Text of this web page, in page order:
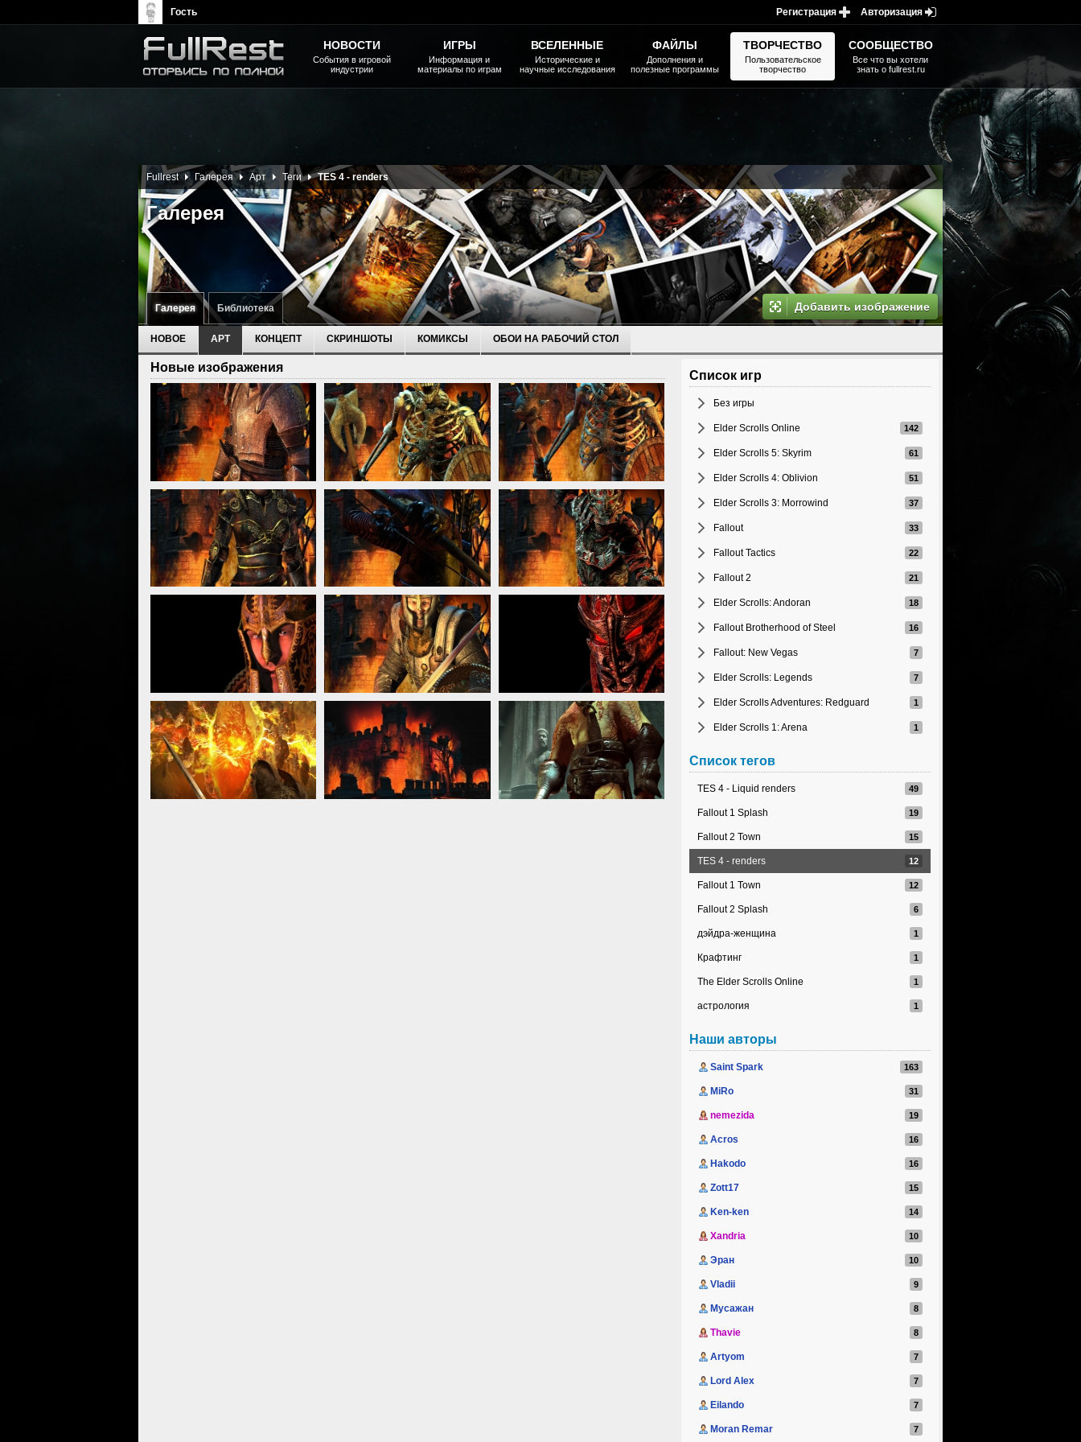
Галерея Библиотека Добавить изображение
Галерея
Fullrest Галерея Арт Теги TES 4 - renders
НОВОЕ АРТ КОНЦЕПТ СКРИНШОТЫ КОМИКСЫ ОБОИ НА РАБОЧИЙ СТОЛ
Список игр
Без игры
Elder Scrolls Online
Elder Scrolls 5: Skyrim
Elder Scrolls 4: Oblivion
Elder Scrolls 3: Morrowind
Fallout
Fallout Tactics
Fallout 2
Elder Scrolls: Andoran
Fallout Brotherhood of Steel
Fallout: New Vegas
Elder Scrolls: Legends
Elder Scrolls Adventures: Redguard
Elder Scrolls 1: Arena
Список тегов
TES 4 - Liquid renders
Fallout 1 Splash
Fallout 2 Town
TES 4 - renders
Fallout 1 Town
Fallout 2 Splash
дэйдра-женщина
Крафтинг
The Elder Scrolls Online
астрология
Наши авторы
Saint Spark
MiRo
nemezida
Acros
Hakodo
Zott17
Ken-ken
Xandria
Эран
Vladii
Мусажан
Thavie
Artyom
Lord Alex
Eilando
Moran Remar
Новые изображения
НОВОСТИ
События в игровой
индустрии
ИГРЫ
Информация и
материалы по играм
ВСЕЛЕННЫЕ
Исторические и
научные исследования
ФАЙЛЫ
Дополнения и
полезные программы
ТВОРЧЕСТВО
Пользовательское
творчество
СООБЩЕСТВО
Все что вы хотели
знать о fullrest.ru
Авторизация
Регистрация
Гость